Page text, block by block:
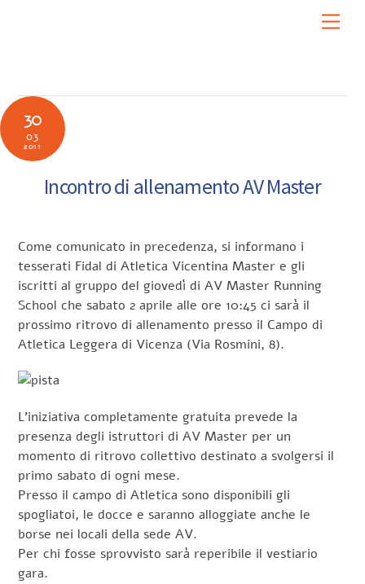
30
03
2011
Incontro di allenamento AV Master
Come comunicato in precedenza, si informano i
tesserati Fidal di Atletica Vicentina Master e gli
iscritti al gruppo del giovedì di AV Master Running
School che sabato 2 aprile alle ore 10:45 ci sarà il
prossimo ritrovo di allenamento presso il Campo di
Atletica Leggera di Vicenza (Via Rosmini, 8).
L’iniziativa completamente gratuita prevede la
presenza degli istruttori di AV Master per un
momento di ritrovo collettivo destinato a svolgersi il
primo sabato di ogni mese.
Presso il campo di Atletica sono disponibili gli
spogliatoi, le docce e saranno alloggiate anche le
borse nei locali della sede AV.
Per chi fosse sprovvisto sarà reperibile il vestiario
gara.